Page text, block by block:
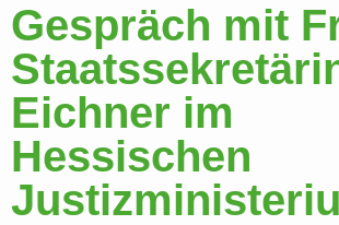
Gespräch mit
Eichner im
Hessischen